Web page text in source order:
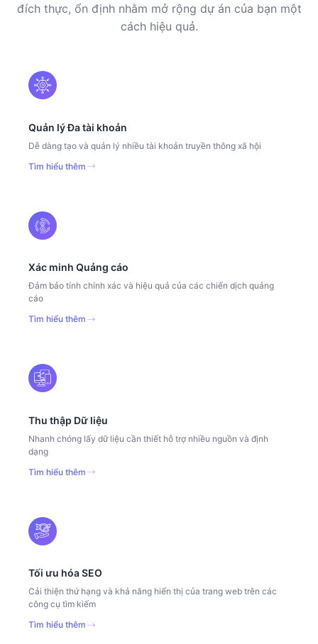
đích thực, ổn định nhằm mở rộng dự án của bạn một
cách hiệu quả.
Quản lý Đa tài khoản
Dễ dàng tạo và quản lý nhiều tài khoản truyền thông xã hội
Tìm hiểu thêm
Xác minh Quảng cáo
Đảm bảo tính chính xác và hiệu quả của các chiến dịch quảng
cáo
Tìm hiểu thêm
Thu thập Dữ liệu
Nhanh chóng lấy dữ liệu cần thiết hỗ trợ nhiều nguồn và định
dạng
Tìm hiểu thêm
Tối ưu hóa SEO
Cải thiện thứ hạng và khả năng hiển thị của trang web trên các
công cụ tìm kiếm
Tìm hiểu thêm